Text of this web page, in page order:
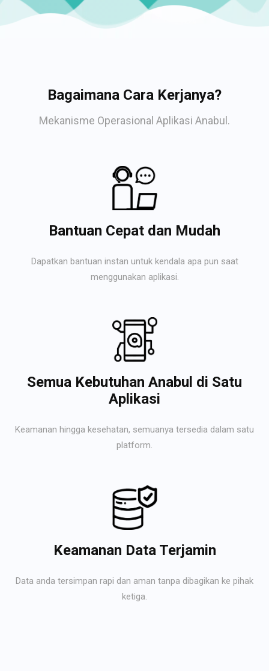
Bagaimana Cara Kerjanya?
Mekanisme Operasional Aplikasi Anabul.
Bantuan Cepat dan Mudah
Dapatkan bantuan instan untuk kendala apa pun saat
menggunakan aplikasi.
Semua Kebutuhan Anabul di Satu
Aplikasi
Keamanan hingga kesehatan, semuanya tersedia dalam satu
platform.
Keamanan Data Terjamin
Data anda tersimpan rapi dan aman tanpa dibagikan ke pihak
ketiga.